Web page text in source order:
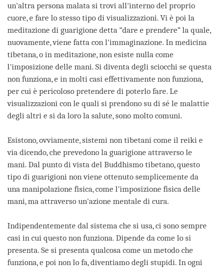
un'altra persona malata si trovi all'interno del proprio
cuore, e fare lo stesso tipo di visualizzazioni. Vi è poi la
meditazione di guarigione detta “dare e prendere” la quale,
nuovamente, viene fatta con l'immaginazione. In medicina
tibetana, o in meditazione, non esiste nulla come
l'imposizione delle mani. Si diventa degli sciocchi se questa
non funziona, e in molti casi effettivamente non funziona,
per cui è pericoloso pretendere di poterlo fare. Le
visualizzazioni con le quali si prendono su di sé le malattie
degli altri e si da loro la salute, sono molto comuni.
Esistono, ovviamente, sistemi non tibetani come il reiki e
via dicendo, che prevedono la guarigione attraverso le
mani. Dal punto di vista del Buddhismo tibetano, questo
tipo di guarigioni non viene ottenuto semplicemente da
una manipolazione fisica, come l'imposizione fisica delle
mani, ma attraverso un'azione mentale di cura.
Indipendentemente dal sistema che si usa, ci sono sempre
casi in cui questo non funziona. Dipende da come lo si
presenta. Se si presenta qualcosa come un metodo che
funziona, e poi non lo fa, diventiamo degli stupidi. In ogni